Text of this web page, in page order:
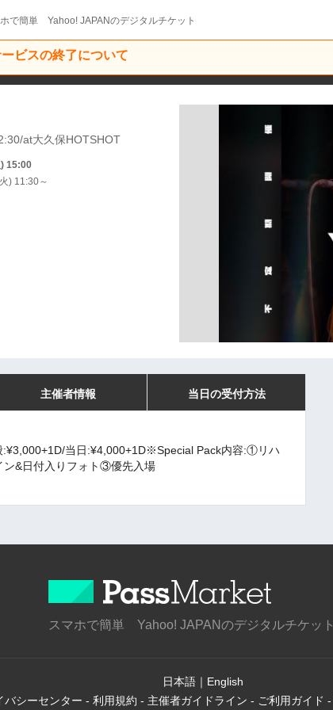
で簡単 Yahoo! JAPANのデジタルチケット
ビスの終了について
at大久保HOTSHOT
15:00
) 11:30～
主催者情報 当日の受付方法
:¥3,000+1D/当日:¥4,000+1D※Special Pack内容:①リハ
&日付入りフォト③優先入場
スマホで簡単 Yahoo! JAPANのデジタルチケット
日本語 ｜ English
バシーセンター - 利用規約 - 主催者ガイドライン - ご利用ガイド -